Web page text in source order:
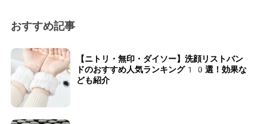
おすすめ記事
【ニトリ・無印・ダイソー】洗顔リストバン
ドのおすすめ人気ランキング10選！効果な
ども紹介